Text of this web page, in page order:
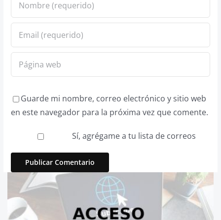
Guarde mi nombre, correo electrónico y sitio web
en este navegador para la próxima vez que comente.
Sí, agrégame a tu lista de correos